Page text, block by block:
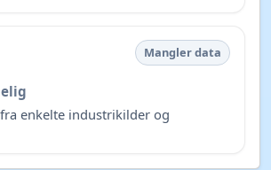
Mangler data
enkelte industrikilder og